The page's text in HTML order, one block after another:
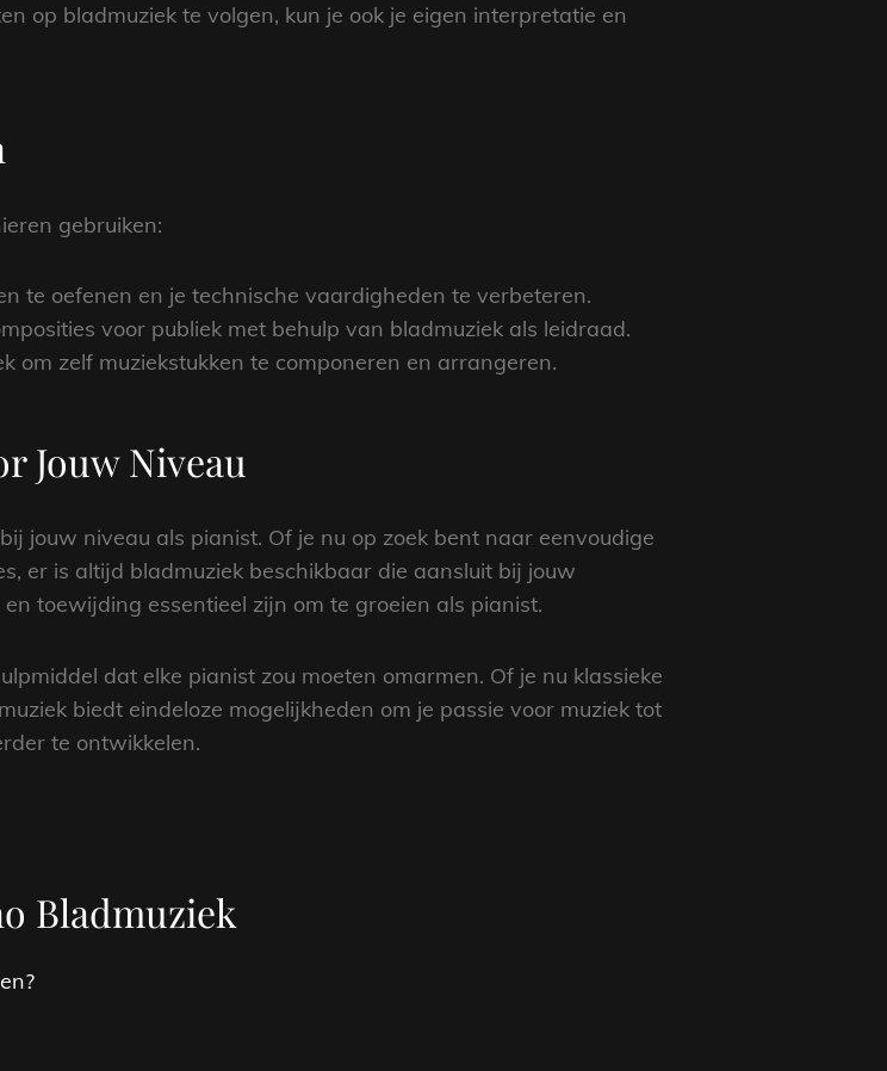
op bladmuziek te volgen, kun je ook je eigen interpretatie en
gebruiken:
te oefenen en je technische vaardigheden te verbeteren.
voor publiek met behulp van bladmuziek als leidraad.
om zelf muziekstukken te componeren en arrangeren.
Jouw Niveau
jouw niveau als pianist. Of je nu op zoek bent naar eenvoudige
er is altijd bladmuziek beschikbaar die aansluit bij jouw
toewijding essentieel zijn om te groeien als pianist.
dat elke pianist zou moeten omarmen. Of je nu klassieke
biedt eindeloze mogelijkheden om je passie voor muziek tot
te ontwikkelen.
Bladmuziek